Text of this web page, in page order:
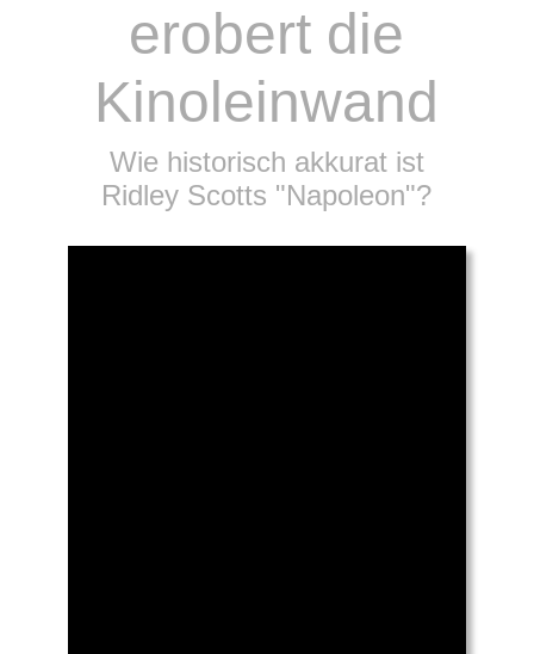
erobert die
Kinoleinwand
Wie historisch akkurat ist
Ridley Scotts "Napoleon"?